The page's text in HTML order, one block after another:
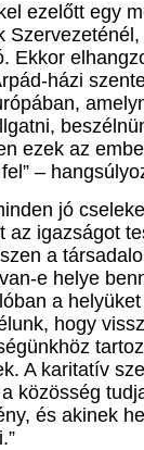
ezelőtt egy
Ekkor
házi
ezek az
–
jó
az igazságot
a
e helye
a
hogy
A karitatív
közösség
és akinek